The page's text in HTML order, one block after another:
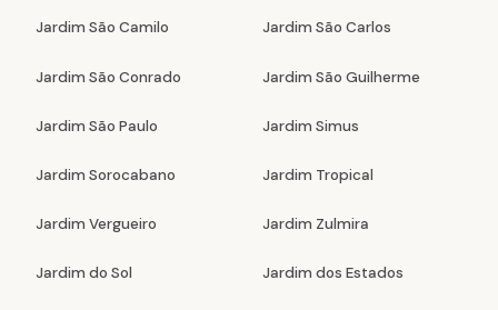
Jardim São Camilo Jardim São Carlos
Jardim São Conrado Jardim São Guilherme
Jardim São Paulo Jardim Simus
Jardim Sorocabano Jardim Tropical
Jardim Vergueiro Jardim Zulmira
Jardim do Sol Jardim dos Estados